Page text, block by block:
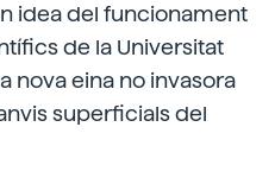
idea del funcionament
de la Universitat
nova eina no invasora
superficials del